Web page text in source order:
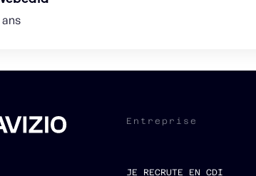
ans
Entreprise
JE RECRUTE EN CDI